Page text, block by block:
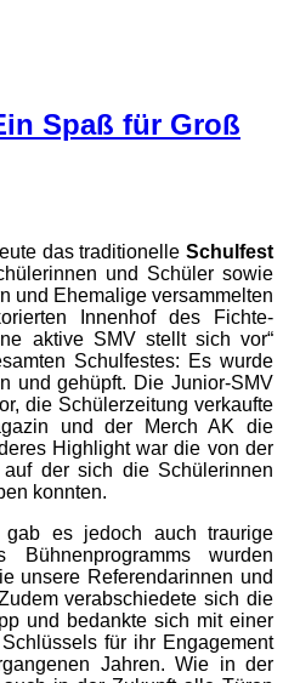
Spaß für Groß
das traditionelle Schulfest
und Schüler sowie
und Ehemalige versammelten
Innenhof des Fichte-
aktive SMV stellt sich vor“
Schulfestes: Es wurde
und gehüpft. Die Junior-SMV
die Schülerzeitung verkaufte
und der Merch AK die
Highlight war die von der
der sich die Schülerinnen
konnten.
es jedoch auch traurige
wurden
unsere Referendarinnen und
verabschiedete sich die
und bedankte sich mit einer
für ihr Engagement
Jahren. Wie in der